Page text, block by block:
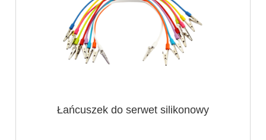
Łańcuszek do serwet silikonowy